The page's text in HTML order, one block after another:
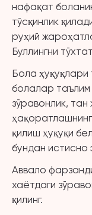
нафақат
тўсқинлик
руҳий
Буллингни
Бола ҳуқуқлари
болалар
зўравонлик,
қилиш ҳуқуқи
бундан истисно
Аввало
хаётдаги
қилинг.